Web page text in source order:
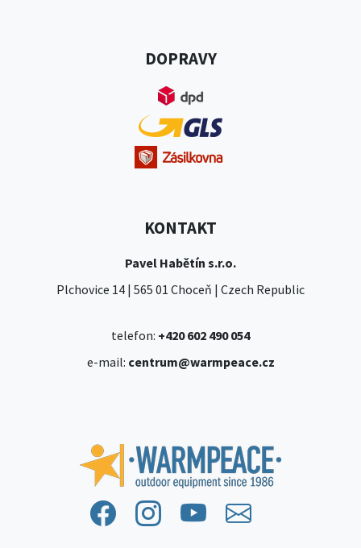
DOPRAVY
KONTAKT
Pavel Habětín s.r.o.
Plchovice 14 | 565 01 Choceň | Czech Republic
telefon: +420 602 490 054
e-mail: centrum@warmpeace.cz